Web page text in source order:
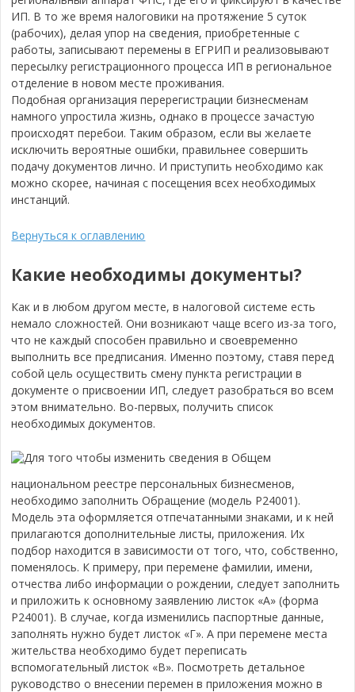
ИП. В то же время налоговики на протяжение 5 суток
(рабочих), делая упор на сведения, приобретенные с
работы, записывают перемены в ЕГРИП и реализовывают
пересылку регистрационного процесса ИП в региональное
отделение в новом месте проживания.
Подобная организация перерегистрации бизнесменам
намного упростила жизнь, однако в процессе зачастую
происходят перебои. Таким образом, если вы желаете
исключить вероятные ошибки, правильнее совершить
подачу документов лично. И приступить необходимо как
можно скорее, начиная с посещения всех необходимых
инстанций.
Вернуться к оглавлению
Какие необходимы документы?
Как и в любом другом месте, в налоговой системе есть
немало сложностей. Они возникают чаще всего из-за того,
что не каждый способен правильно и своевременно
выполнить все предписания. Именно поэтому, ставя перед
собой цель осуществить смену пункта регистрации в
документе о присвоении ИП, следует разобраться во всем
этом внимательно. Во-первых, получить список
необходимых документов.
Для того чтобы изменить сведения в Общем
национальном реестре персональных бизнесменов,
необходимо заполнить Обращение (модель P24001).
Модель эта оформляется отпечатанными знаками, и к ней
прилагаются дополнительные листы, приложения. Их
подбор находится в зависимости от того, что, собственно,
поменялось. К примеру, при перемене фамилии, имени,
отчества либо информации о рождении, следует заполнить
и приложить к основному заявлению листок «А» (форма
P24001). В случае, когда изменились паспортные данные,
заполнять нужно будет листок «Г». А при перемене места
жительства необходимо будет переписать
вспомогательный листок «В». Посмотреть детальное
руководство о внесении перемен в приложения можно в